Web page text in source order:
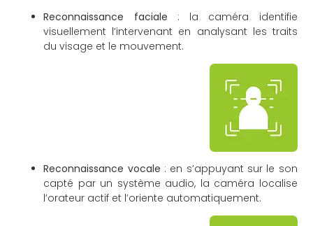
Reconnaissance faciale : la caméra identifie
visuellement l’intervenant en analysant les traits
du visage et le mouvement.
Reconnaissance vocale : en s’appuyant sur le son
capté par un système audio, la caméra localise
l’orateur actif et l’oriente automatiquement.